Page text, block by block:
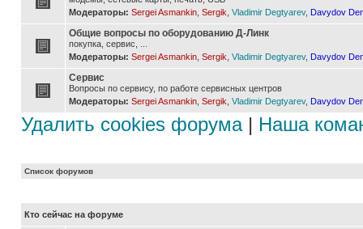
Модераторы: Sergei Asmankin Sergik Vladimir Degtyarev, Davydov
Общие вопросы по оборудованию Д-Линк
покупка, сервис, ...
Модераторы: Sergei Asmankin Sergik Vladimir Degtyarev, Davydov
Сервис
Вопросы по сервису, по работе сервисных центров
Модераторы: Sergei Asmankin Sergik Vladimir Degtyarev, Davydov
Удалить cookies форума| Наша
Список форумов
Кто сейчас на форуме